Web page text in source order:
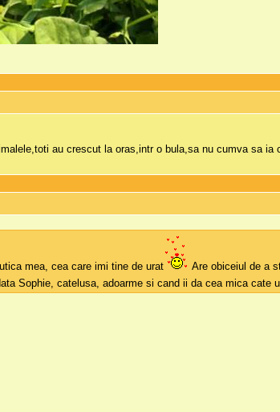
au crescut la oras,intr o bula,sa nu cumva sa
mea, cea care imi tine de urat
Are obiceiul de a
Sophie, catelusa, adoarme si cand ii da cea mica cate